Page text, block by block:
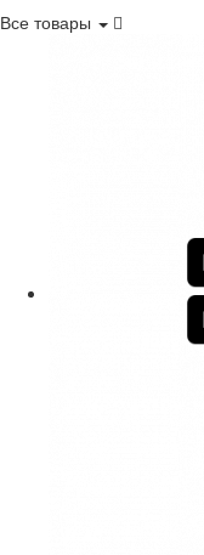
Все товары